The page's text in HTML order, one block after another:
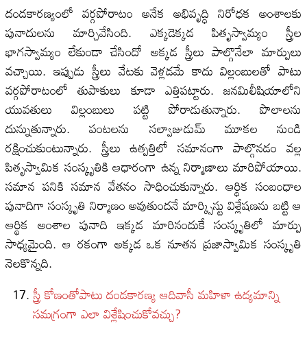
దండకారణ్యంలో వర్గపోరాటం అనేక అభివృద్ధి నిరోధక అంశాలకు
పునాదులను మార్చివేసింది. ఎక్కడెక్కడ పితృస్వామ్యం స్త్రీల
భాగస్వామ్యం లేకుండా చేసిందో అక్కడ స్త్రీలు పాల్గొనేలా మార్పులు
వచ్చాయి. ఇప్పుడు స్త్రీలు వేటకు వెళ్లడమే కాదు విల్లంబులతో పాటు
వర్గపోరాటంలో తుపాకులు కూడా ఎత్తిపట్టారు. జనమిలీషియాలోని
యువతులు విల్లంబులు పట్టి పోరాడుతున్నారు. పొలాలను
దున్నుతున్నారు. పంటలను సల్వాజుడుమ్ మూకల నుండి
రక్షించుకుంటున్నారు. స్త్రీలు ఉత్పత్తిలో సమానంగా పాల్గొనడం వల్ల
పితృస్వామిక సంస్కృతికి ఆధారంగా ఉన్న నిర్మాణాలు మారిపోయాయి.
సమాన పనికి సమాన వేతనం సాధించుకున్నారు. ఆర్థిక సంబంధాల
పునాదిగా సంస్కృతి నిర్మాణం అవుతుందనే మార్క్సిస్టు విశ్లేషణను బట్టి ఆ
ఆర్థిక అంశాల పునాది ఇక్కడ మారినందుకే సంస్కృతిలో మార్పు
సాధ్యమైంది. ఆ రకంగా అక్కడ ఒక నూతన ప్రజాస్వామిక సంస్కృతి
నెలకొన్నది.
స్త్రీ కోణంతోపాటు దండకారణ్య ఆదివాసీ మహిళా ఉద్యమాన్ని
సమగ్రంగా ఎలా విశ్లేషించుకోవచ్చు?